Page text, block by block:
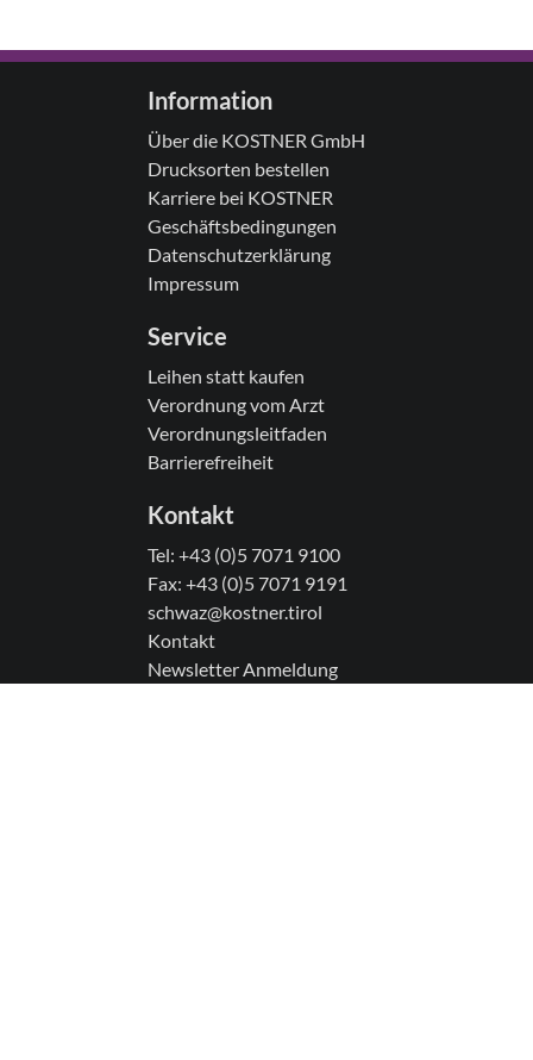
Information
Über die KOSTNER GmbH
Drucksorten bestellen
Karriere bei KOSTNER
Geschäftsbedingungen
Datenschutzerklärung
Impressum
Service
Leihen statt kaufen
Verordnung vom Arzt
Verordnungsleitfaden
Barrierefreiheit
Kontakt
Tel: +43 (0)5 7071 9100
Fax: +43 (0)5 7071 9191
schwaz@kostner.tirol
Kontakt
Newsletter Anmeldung